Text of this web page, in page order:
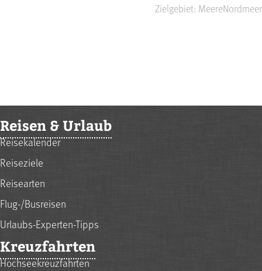
Zielgebiet: MeereNordmeer
Reisen & Urlaub
Reisekalender
Reiseziele
Reisearten
Flug-/Busreisen
Urlaubs-Experten-Tipps
Kreuzfahrten
Hochseekreuzfahrten